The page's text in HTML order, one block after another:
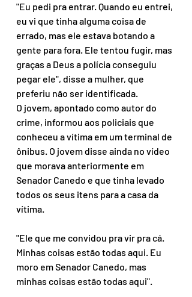
"Eu pedi pra entrar. Quando eu entrei,
eu vi que tinha alguma coisa de
errado, mas ele estava botando a
gente para fora. Ele tentou fugir, mas
graças a Deus a polícia conseguiu
pegar ele", disse a mulher, que
preferiu não ser identificada.
O jovem, apontado como autor do
crime, informou aos policiais que
conheceu a vítima em um terminal de
ônibus. O jovem disse ainda no vídeo
que morava anteriormente em
Senador Canedo e que tinha levado
todos os seus itens para a casa da
vítima.
"Ele que me convidou pra vir pra cá.
Minhas coisas estão todas aqui. Eu
moro em Senador Canedo, mas
minhas coisas estão todas aqui".